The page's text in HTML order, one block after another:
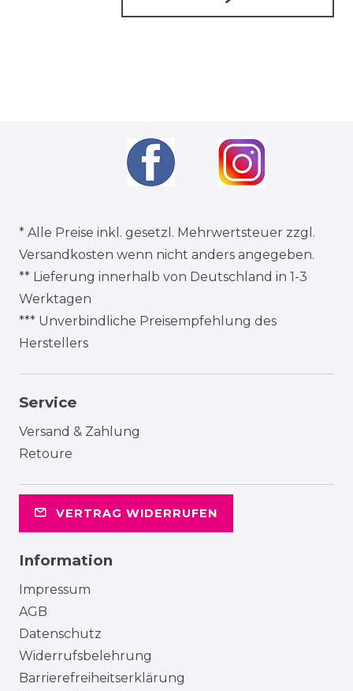
* Alle Preise inkl. gesetzl. Mehrwertsteuer zzgl.
Versandkosten wenn nicht anders angegeben.
** Lieferung innerhalb von Deutschland in 1-3
Werktagen
*** Unverbindliche Preisempfehlung des
Herstellers
Service
Versand & Zahlung
Retoure
VERTRAG WIDERRUFEN
Information
Impressum
AGB
Datenschutz
Widerrufsbelehrung
Barrierefreiheitserklärung